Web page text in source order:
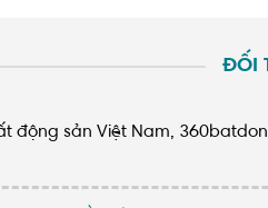
ĐỐI
động sản Việt Nam,